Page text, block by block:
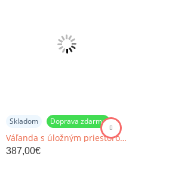
Skladom Doprava zdarma
Váľanda s úložným priestorom, molitánová, 75x195 cm, KARA
387,00€